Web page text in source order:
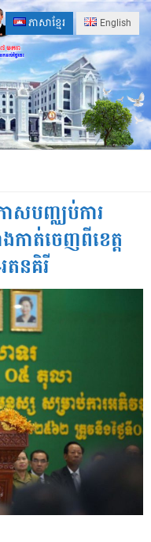
ភាសាខ្មែរ English
សបញ្ឈប់ការ
ងកាត់ចេញពីខេត្ត
តនគិរី